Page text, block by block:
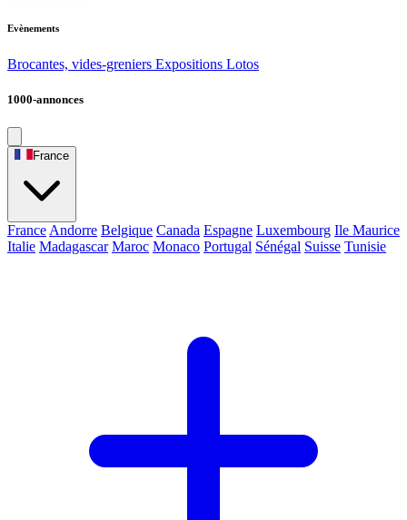
Evènements
Brocantes, vides-greniers Expositions Lotos
1000-annonces
France
France Andorre Belgique Canada Espagne Luxembourg Ile Maurice
Italie Madagascar Maroc Monaco Portugal Sénégal Suisse Tunisie